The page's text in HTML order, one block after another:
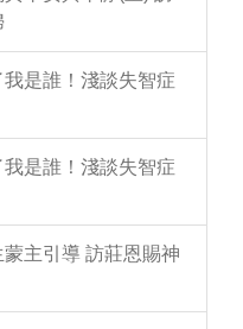
是誰！淺談失智症
是誰！淺談失智症
主引導 訪莊恩賜神